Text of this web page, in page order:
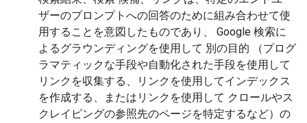
ザーのプロンプトへの回答のために組み合わせて使
用することを意図したものであり、 Google 検索に
よるグラウンディングを使用して 別の目的 （プログ
ラマティックな手段や自動化された手段を使用して
リンクを収集する、リンクを使用してインデックス
を作成する、またはリンクを使用して クロールやス
クレイピングの参照先のページを特定するなど）の